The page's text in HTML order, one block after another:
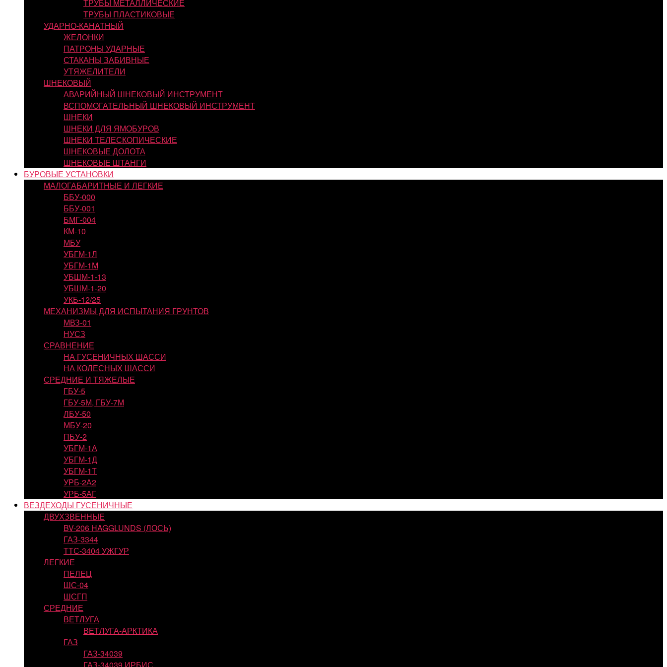
ТРУБЫ МЕТАЛЛИЧЕСКИЕ
ТРУБЫ ПЛАСТИКОВЫЕ
УДАРНО-КАНАТНЫЙ
ЖЕЛОНКИ
ПАТРОНЫ УДАРНЫЕ
СТАКАНЫ ЗАБИВНЫЕ
УТЯЖЕЛИТЕЛИ
ШНЕКОВЫЙ
АВАРИЙНЫЙ ШНЕКОВЫЙ ИНСТРУМЕНТ
ВСПОМОГАТЕЛЬНЫЙ ШНЕКОВЫЙ ИНСТРУМЕНТ
ШНЕКИ
ШНЕКИ ДЛЯ ЯМОБУРОВ
ШНЕКИ ТЕЛЕСКОПИЧЕСКИЕ
ШНЕКОВЫЕ ДОЛОТА
ШНЕКОВЫЕ ШТАНГИ
БУРОВЫЕ УСТАНОВКИ
МАЛОГАБАРИТНЫЕ И ЛЕГКИЕ
ББУ-000
ББУ-001
БМГ-004
КМ-10
МБУ
УБГМ-1Л
УБГМ-1М
УБШМ-1-13
УБШМ-1-20
УКБ-12/25
МЕХАНИЗМЫ ДЛЯ ИСПЫТАНИЯ ГРУНТОВ
МВЗ-01
НУСЗ
СРАВНЕНИЕ
НА ГУСЕНИЧНЫХ ШАССИ
НА КОЛЕСНЫХ ШАССИ
СРЕДНИЕ И ТЯЖЕЛЫЕ
ГБУ-5
ГБУ-5М, ГБУ-7М
ЛБУ-50
МБУ-20
ПБУ-2
УБГМ-1А
УБГМ-1Д
УБГМ-1Т
УРБ-2А2
УРБ-5АГ
ВЕЗДЕХОДЫ ГУСЕНИЧНЫЕ
ДВУХЗВЕННЫЕ
BV-206 HAGGLUNDS (ЛОСЬ)
ГАЗ-3344
ТТС-3404 УЖГУР
ЛЕГКИЕ
ПЕЛЕЦ
ШС-04
ШСГП
СРЕДНИЕ
ВЕТЛУГА
ВЕТЛУГА-АРКТИКА
ГАЗ
ГАЗ-34039